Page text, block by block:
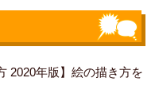
2020年版】絵の描き方を